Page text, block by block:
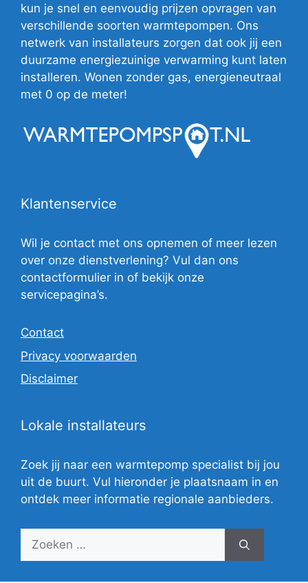
kun je snel en eenvoudig prijzen opvragen van
verschillende soorten warmtepompen. Ons
netwerk van installateurs zorgen dat ook jij een
duurzame energiezuinige verwarming kunt laten
installeren. Wonen zonder gas, energieneutraal
met 0 op de meter!
Klantenservice
Wil je contact met ons opnemen of meer lezen
over onze dienstverlening? Vul dan ons
contactformulier in of bekijk onze
servicepagina’s.
Contact
Privacy voorwaarden
Disclaimer
Lokale installateurs
Zoek jij naar een warmtepomp specialist bij jou
uit de buurt. Vul hieronder je plaatsnaam in en
ontdek meer informatie regionale aanbieders.
Zoek